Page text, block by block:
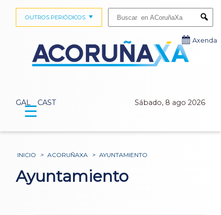
GAL CAST Sábado, 8 ago 2026
OUTROS PERIÓDICOS
Axenda
☰
INICIO > ACORUÑAXA > AYUNTAMIENTO
Ayuntamiento